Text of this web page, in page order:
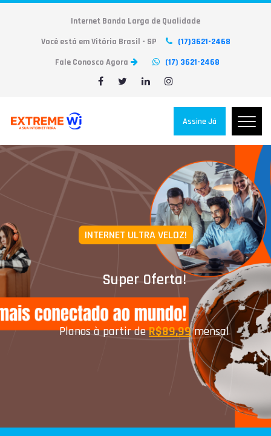
Internet Banda Larga de Qualidade
Você está em Vitória Brasil - SP
(17)3621-2468
Fale Conosco Agora
(17) 3621-2468
Assine Já
INTERNET ULTRA VELOZ!
Super Oferta!
Planos à partir deR$89,99mensal